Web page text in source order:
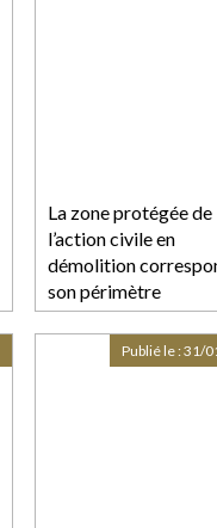
La zone protégée de
l’action civile en
démolition
son périmètre
géographique
Publié le :31/